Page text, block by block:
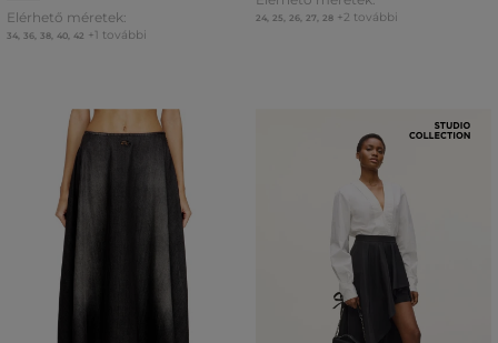
Elérhető méretek:
34, 36, 38, 40, 42 +1 további
24, 25 26, 27 28 +2 további